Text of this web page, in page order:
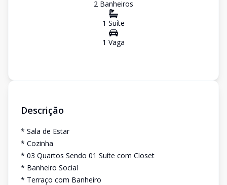
2 Banheiros
1 Suíte
1 Vaga
Descrição
* Sala de Estar
* Cozinha
* 03 Quartos Sendo 01 Suíte com Closet
* Banheiro Social
* Terraço com Banheiro